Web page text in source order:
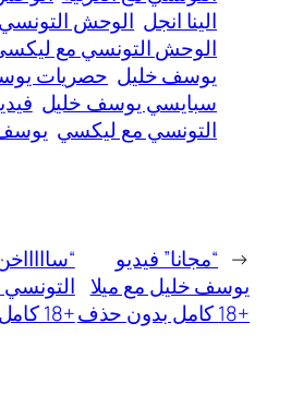
الينا انجل الوحش التونسي
الوحش التونسي مع
يوسف خليل حصريات
سبايسي يوسف خليل
التونسي مع ليكسي
← “مجانا” فيديو
يوسف خليل مع ميلا
+18 كامل بدون حذف
+18 كامل بجودة عالية